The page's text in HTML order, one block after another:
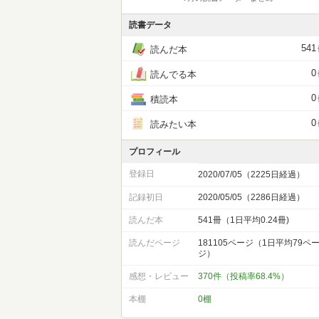
読書データ
読んだ本 541
読んでる本 0
積読本 0
読みたい本 0
プロフィール
登録日 2020/07/05（2225日経過）
記録初日 2020/05/05（2286日経過）
読んだ本 541冊（1日平均0.24冊)
読んだページ
181105ページ（1日平均79ペー
ジ）
感想・レビュー 370件（投稿率68.4%）
本棚 0棚